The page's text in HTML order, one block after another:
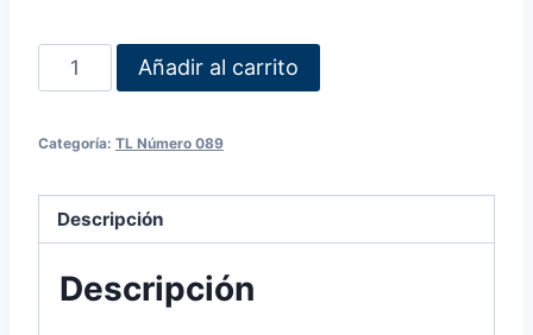
Añadir al carrito
Categoría: TL Número 089
Descripción
Descripción